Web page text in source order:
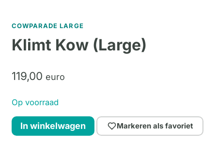
COWPARADE LARGE
Klimt Kow (Large)
119,00 euro
Op voorraad
Klimt
Kow
In winkelwagen Markeren als favoriet